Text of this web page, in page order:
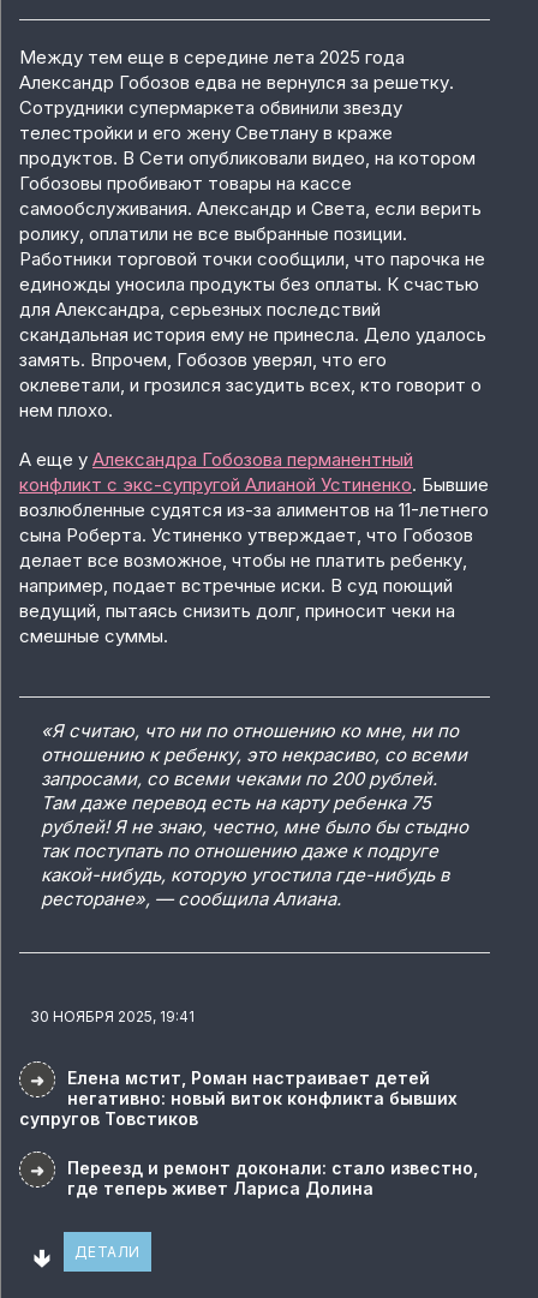
Между тем еще в середине лета 2025 года
Александр Гобозов едва не вернулся за решетку.
Сотрудники супермаркета обвинили звезду
телестройки и его жену Светлану в краже
продуктов. В Сети опубликовали видео, на котором
Гобозовы пробивают товары на кассе
самообслуживания. Александр и Света, если верить
ролику, оплатили не все выбранные позиции.
Работники торговой точки сообщили, что парочка не
единожды уносила продукты без оплаты. К счастью
для Александра, серьезных последствий
скандальная история ему не принесла. Дело удалось
замять. Впрочем, Гобозов уверял, что его
оклеветали, и грозился засудить всех, кто говорит о
нем плохо.
А еще у Александра Гобозова перманентный
конфликт с экс-супругой Алианой Устиненко. Бывшие
возлюбленные судятся из-за алиментов на 11-летнего
сына Роберта. Устиненко утверждает, что Гобозов
делает все возможное, чтобы не платить ребенку,
например, подает встречные иски. В суд поющий
ведущий, пытаясь снизить долг, приносит чеки на
смешные суммы.
«Я считаю, что ни по отношению ко мне, ни по
отношению к ребенку, это некрасиво, со всеми
запросами, со всеми чеками по 200 рублей.
Там даже перевод есть на карту ребенка 75
рублей! Я не знаю, честно, мне было бы стыдно
так поступать по отношению даже к подруге
какой-нибудь, которую угостила где-нибудь в
ресторане», — сообщила Алиана.
30 НОЯБРЯ 2025, 19:41
➜
Елена мстит, Роман настраивает детей
негативно: новый виток конфликта бывших
супругов Товстиков
➜
Переезд и ремонт доконали: стало известно,
где теперь живет Лариса Долина
🢃 ДЕТАЛИ